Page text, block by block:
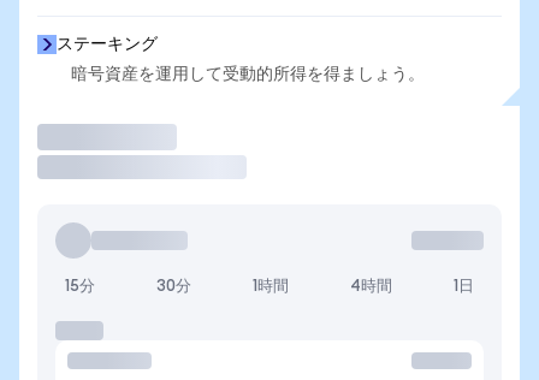
ステーキング
暗号資産を運用して受動的所得を得ましょう。
15分 30分 1時間 4時間 1日